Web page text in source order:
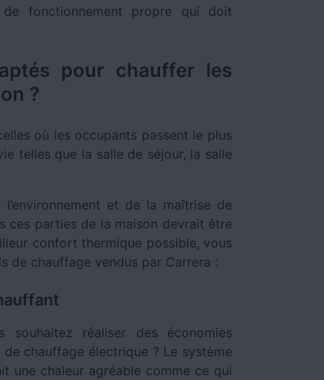
fonctionnement propre qui doit
pour chauffer les
?
où les occupants passent le plus
telles que la salle de séjour, la salle
et de la maîtrise de
ces parties de la maison devrait être
confort thermique possible, vous
de chauffage vendus par Carrera :
réaliser des économies
chauffage électrique ? Le système
une chaleur agréable comme ce qui